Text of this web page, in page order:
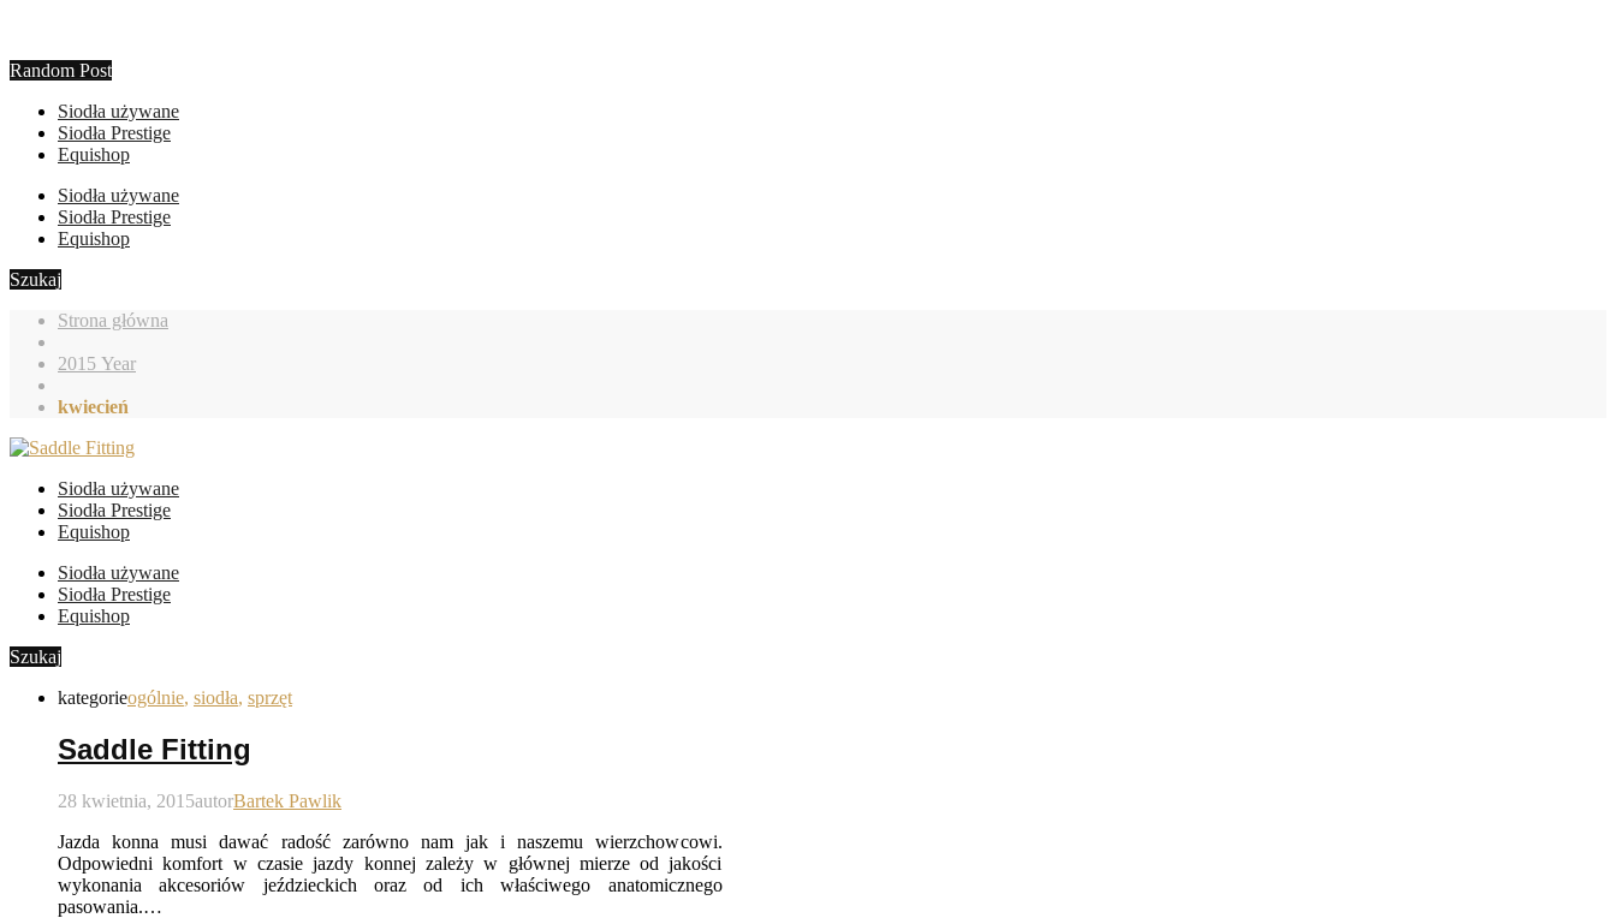
Random Post
Siodła używane
Siodła Prestige
Equishop
Siodła używane
Siodła Prestige
Equishop
Szukaj
Strona główna
2015 Year
kwiecień
Siodła używane
Siodła Prestige
Equishop
Siodła używane
Siodła Prestige
Equishop
Szukaj
kategorieogólnie, siodła, sprzęt
Saddle Fitting
28 kwietnia, 2015autorBartek Pawlik
Jazda konna musi dawać radość zarówno nam jak i naszemu wierzchowcowi.
Odpowiedni komfort w czasie jazdy konnej zależy w głównej mierze od jakości
wykonania akcesoriów jeździeckich oraz od ich właściwego anatomicznego
pasowania.…